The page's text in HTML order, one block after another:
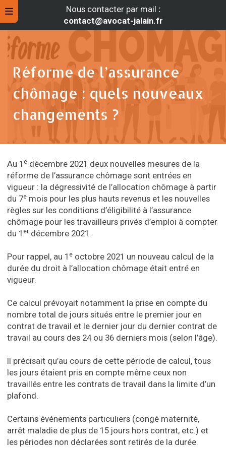
Nous contacter par mail :
contact@avocat-jalain.fr
Réforme de l’assurance
chômage : quels nouveaux
changements ?
Au 1 e décembre 2021 deux nouvelles mesures de la
réforme de l’assurance chômage sont entrées en
vigueur : la dégressivité de l’allocation chômage à partir
du 7e mois pour les plus hauts revenus et les nouvelles
règles sur les conditions d’éligibilité à l’assurance
chômage pour les travailleurs privés d’emploi à compter
du 1 er décembre 2021.
Pour rappel, au 1 e octobre 2021 un nouveau calcul de la
durée du droit à l’allocation chômage était entré en
vigueur.
Ce calcul prévoyait notamment la prise en compte du
nombre total de jours situés entre le premier jour en
contrat de travail et le dernier jour du dernier contrat de
travail au cours des 24 ou 36 derniers mois (selon l’âge).
Il précisait qu’au cours de cette période de calcul, tous
les jours étaient pris en compte même ceux non
travaillés entre les contrats de travail dans la limite d’un
plafond.
Certains événements particuliers (congé maternité,
arrêt maladie de plus de 15 jours hors contrat, etc.) et
les périodes non déclarées sont retirés de la durée.